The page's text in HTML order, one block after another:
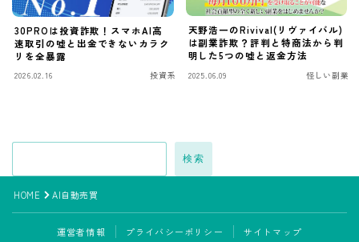
30PROは投資詐欺！スマホAI高
速取引の嘘と出金できないカラク
リを全暴露
2026.02.16 投資系
天野浩一のRivival(リヴァイバル)
は副業詐欺？評判と特商法から判
明した5つの嘘と返金方法
2025.06.09 怪しい副業
検索
HOME AI自動売買
運営者情報 プライバシーポリシー サイトマップ